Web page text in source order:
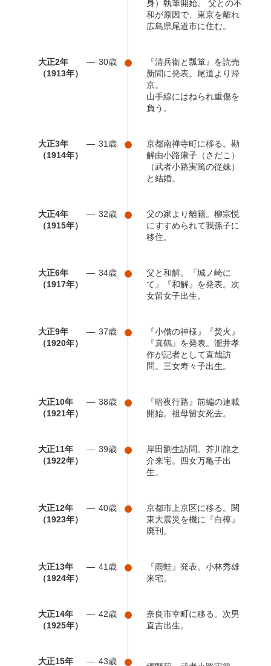
身）執筆開始。 父との不
和が原因で、東京を離れ
広島県尾道市に住む。
大正2年
（1913年）
30歳
『清兵衛と瓢箪』を読売
新聞に発表。尾道より帰
京。
山手線にはねられ重傷を
負う。
大正3年
（1914年）
31歳
京都南禅寺町に移る。勘
解由小路康子（さだこ）
（武者小路実篤の従妹）
と結婚。
大正4年
（1915年）
32歳
父の家より離籍。柳宗悦
にすすめられて我孫子に
移住。
大正6年
（1917年）
34歳
父と和解。『城ノ崎に
て』『和解』を発表。次
女留女子出生。
大正9年
（1920年）
37歳
『小僧の神様』『焚火』
『真鶴』を発表。瀧井孝
作が記者として直哉訪
問。三女寿々子出生。
大正10年
（1921年）
38歳
『暗夜行路』前編の連載
開始。祖母留女死去。
大正11年
（1922年）
39歳
岸田劉生訪問。芥川龍之
介来宅。四女万亀子出
生。
大正12年
（1923年）
40歳
京都市上京区に移る。関
東大震災を機に『白樺』
廃刊。
大正13年
（1924年）
41歳
『雨蛙』発表。小林秀雄
来宅。
大正14年
（1925年）
42歳
奈良市幸町に移る。次男
直吉出生。
大正15年
43歳